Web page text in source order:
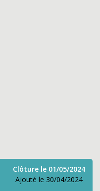
Clôture le 01/05/2024
Ajouté le 30/04/2024